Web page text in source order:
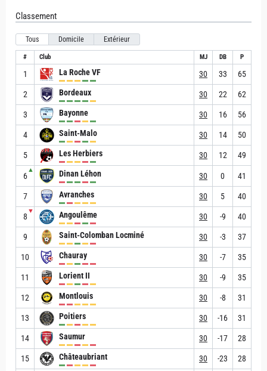
Classement
Tous Domicile Extérieur
# Club MJ DB P
1 La Roche VF 30 33 65
2 Bordeaux 30 22 62
3 Bayonne 30 16 56
4 Saint-Malo 30 14 50
5 Les Herbiers 30 12 49
6
▲ Dinan Léhon 30 0 41
7 Avranches 30 5 40
8
▼ Angoulême 30 -9 40
9 Saint-Colomban Locminé 30 -3 37
10 Chauray 30 -7 35
11 Lorient II 30 -9 35
12 Montlouis 30 -8 31
13 Poitiers 30 -16 31
14 Saumur 30 -17 28
15 Châteaubriant 30 -23 28